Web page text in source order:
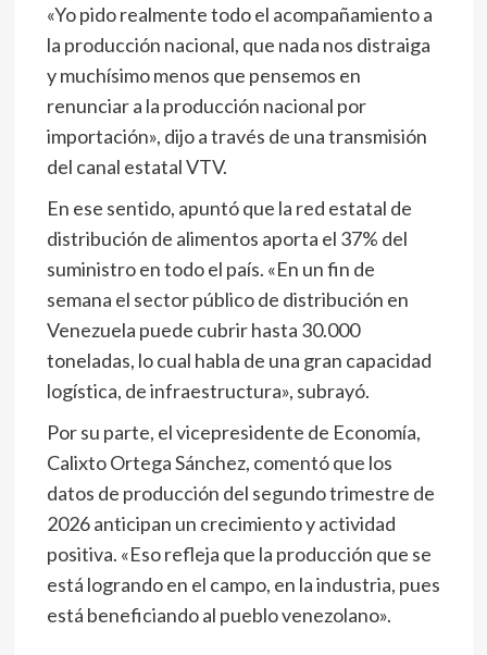
«Yo pido realmente todo el acompañamiento a
la producción nacional, que nada nos distraiga
y muchísimo menos que pensemos en
renunciar a la producción nacional por
importación», dijo a través de una transmisión
del canal estatal VTV.
En ese sentido, apuntó que la red estatal de
distribución de alimentos aporta el 37% del
suministro en todo el país. «En un fin de
semana el sector público de distribución en
Venezuela puede cubrir hasta 30.000
toneladas, lo cual habla de una gran capacidad
logística, de infraestructura», subrayó.
Por su parte, el vicepresidente de Economía,
Calixto Ortega Sánchez, comentó que los
datos de producción del segundo trimestre de
2026 anticipan un crecimiento y actividad
positiva. «Eso refleja que la producción que se
está logrando en el campo, en la industria, pues
está beneficiando al pueblo venezolano».